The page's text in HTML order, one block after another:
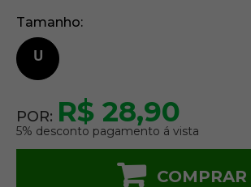
Tamanho
U
POR: R$ 28,90
5% desconto pagamento á vista
COMPRAR